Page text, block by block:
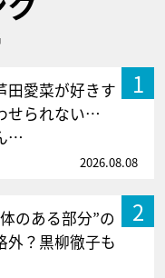
1
田愛菜が好きす
せられない…
…
2026.08.08
2
のある部分”の
外？黒柳徹子も